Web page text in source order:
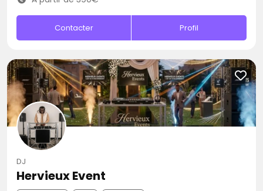
Contacter Profil
DJ
Hervieux Event